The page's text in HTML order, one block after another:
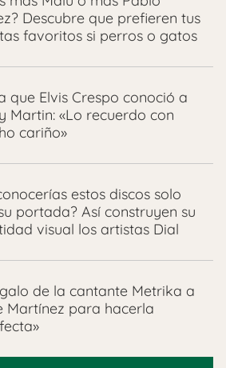
Descubre que prefieren tus
favoritos si perros o gatos
que Elvis Crespo conoció a
Martin: «Lo recuerdo con
cariño»
estos discos solo
portada? Así construyen su
visual los artistas Dial
de la cantante Metrika a
Martínez para hacerla